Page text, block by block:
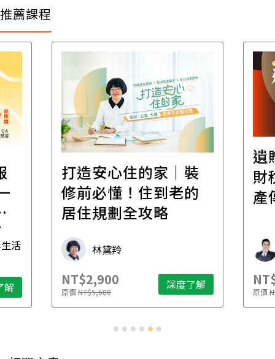
推薦課程
活
解
打造安心住的家｜裝
修前必懂！住到老的
居住規劃全攻略
林黛羚
NT$2,900
原價NT$5,600 深度了解
遺
財
產
原價